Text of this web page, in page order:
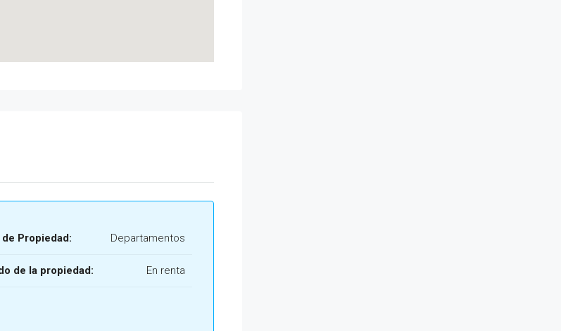
Propiedad: Departamentos
de la propiedad: En renta